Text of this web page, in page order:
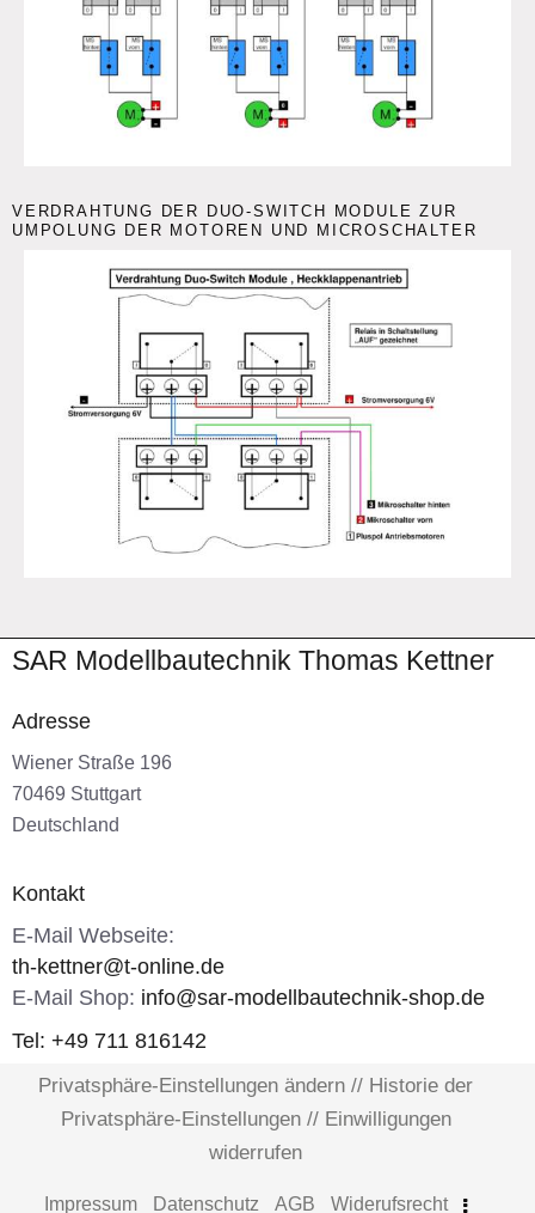
VERDRAHTUNG DER DUO-SWITCH MODULE ZUR
UMPOLUNG DER MOTOREN UND MICROSCHALTER
SAR Modellbautechnik Thomas Kettner
Adresse
Wiener Straße 196
70469 Stuttgart
Deutschland
Kontakt
E-Mail Webseite:
th-kettner@t-online.de
E-Mail Shop: info@sar-modellbautechnik-shop.de
Tel: +49 711 816142
Privatsphäre-Einstellungen ändern // Historie der
Privatsphäre-Einstellungen// Einwilligungen
widerrufen
Impressum Datenschutz AGB Widerufsrecht